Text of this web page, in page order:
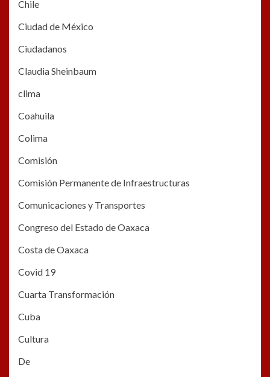
Chile
Ciudad de México
Ciudadanos
Claudia Sheinbaum
clima
Coahuila
Colima
Comisión
Comisión Permanente de Infraestructuras
Comunicaciones y Transportes
Congreso del Estado de Oaxaca
Costa de Oaxaca
Covid 19
Cuarta Transformación
Cuba
Cultura
De